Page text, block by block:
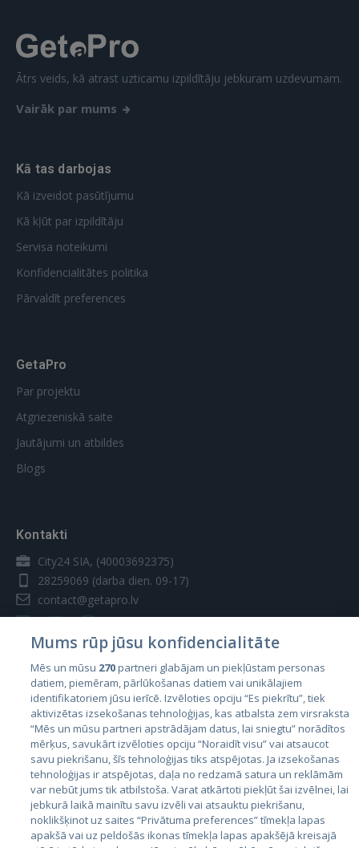
Ātrs veids, kā atrast uzticamu izpildītāju jebkuram uzdevumam.
Vairāk par mums
Kā tas darbojas
Kā izveidot pasūtījumu
Kā kļūt par izpildītāju
Servisa noteikumi
Konfidencialitātes politika
Pārvaldīt preferences
GetaPro
Par projektu
Atgriezeniskā saite
Jautājumi un atbildes
Blogs
Kontakti
City24 SIA, (40003692375)
28259069 (darba dien. 09-17)
contact@getapro.lv
Valstis
Igaunija
Latvija
Lietuva
Mums rūp jūsu konfidencialitāte
Mēs un mūsu 270partneri glabājam un piekļūstam personas
datiem, piemēram, pārlūkošanas datiem vai unikālajiem
identifikatoriem jūsu ierīcē. Izvēloties opciju “Es piekrītu”, tiek
aktivizētas izsekošanas tehnoloģijas, kas atbalsta zem virsraksta
“Mēs un mūsu partneri apstrādājam datus, lai sniegtu” norādītos
mērķus, savukārt izvēloties opciju “Noraidīt visu” vai atsaucot
savu piekrišanu, šīs tehnoloģijas tiks atspējotas. Ja izsekošanas
tehnoloģijas ir atspējotas, daļa no redzamā satura un reklāmām
var nebūt jums tik atbilstoša. Varat atkārtoti piekļūt šai izvēlnei, lai
jebkurā laikā mainītu savu izvēli vai atsauktu piekrišanu,
noklikšķinot uz saites “Privātuma preferences” tīmekļa lapas
apakšā vai uz peldošās ikonas tīmekļa lapas apakšējā kreisajā